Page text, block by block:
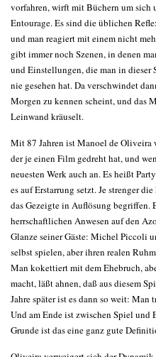
vorfahren, wirft mit Büchern um sich
Entourage. Es sind die üblichen
und man reagiert mit einem nicht
gibt immer noch Szenen, in denen
und Einstellungen, die man in
nie gesehen hat. Da verschwindet
Morgen zu kennen scheint, und das
Leinwand kräuselt.
Mit 87 Jahren ist Manoel de Oliveira
der je einen Film gedreht hat, und
neuesten Werk auch an. Es heißt
es auf Erstarrung setzt. Je strenger
das Gezeigte in Auflösung begriffen.
herrschaftlichen Anwesen auf den
Glanze seiner Gäste: Michel Piccoli
selbst spielen, aber ihren realen
Man kokettiert mit dem Ehebruch,
macht, läßt ahnen, daß aus diesem
Jahre später ist es dann so weit:
Und am Ende ist zwischen Spiel und
Grunde ist das eine ganz gute